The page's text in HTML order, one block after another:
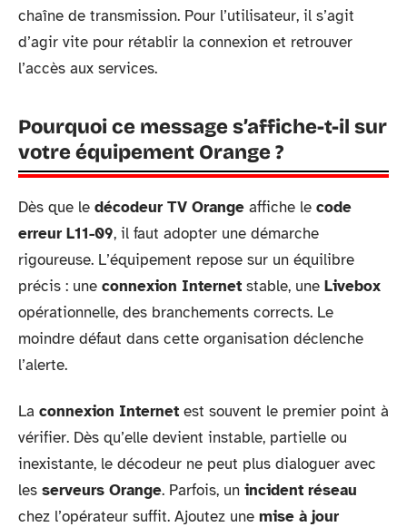
chaîne de transmission. Pour l’utilisateur, il s’agit
d’agir vite pour rétablir la connexion et retrouver
l’accès aux services.
Pourquoi ce message s’affiche-t-il sur
votre équipement Orange ?
Dès que le décodeur TV Orange affiche le code
erreur L11-09, il faut adopter une démarche
rigoureuse. L’équipement repose sur un équilibre
précis : une connexion Internet stable, une Livebox
opérationnelle, des branchements corrects. Le
moindre défaut dans cette organisation déclenche
l’alerte.
La connexion Internet est souvent le premier point à
vérifier. Dès qu’elle devient instable, partielle ou
inexistante, le décodeur ne peut plus dialoguer avec
les serveurs Orange. Parfois, un incident réseau
chez l’opérateur suffit. Ajoutez une mise à jour